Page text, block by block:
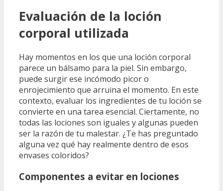
Evaluación de la loción
corporal utilizada
Hay momentos en los que una loción corporal
parece un bálsamo para la piel. Sin embargo,
puede surgir ese incómodo picor o
enrojecimiento que arruina el momento. En este
contexto, evaluar los ingredientes de tu loción se
convierte en una tarea esencial. Ciertamente, no
todas las lociones son iguales y algunas pueden
ser la razón de tu malestar. ¿Te has preguntado
alguna vez qué hay realmente dentro de esos
envases coloridos?
Componentes a evitar en lociones